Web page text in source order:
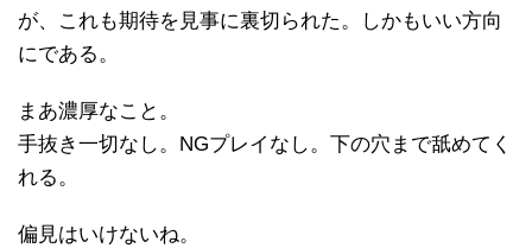
が、これも期待を見事に裏切られた。しかもいい方向
にである。
まあ濃厚なこと。
手抜き一切なし。NGプレイなし。下の穴まで舐めてく
れる。
偏見はいけないね。